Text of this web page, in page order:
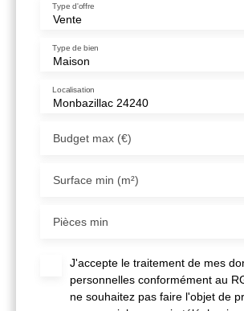
Vente
Type d'offre
Maison
Type de bien
Monbazillac 24240
Localisation
Budget max (€)
Surface min (m²)
Pièces min
J'accepte le traitement de mes
personnelles conformément au
ne souhaitez pas faire l'objet de